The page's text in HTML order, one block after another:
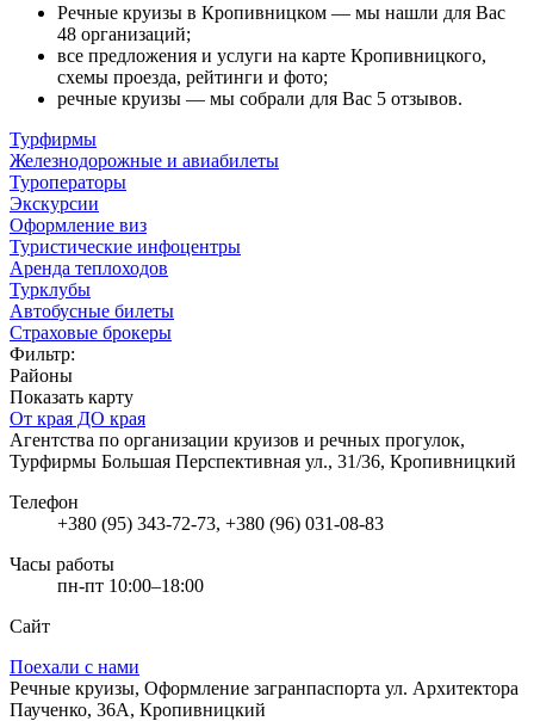
Речные круизы в Кропивницком — мы нашли для Вас
48 организаций;
все предложения и услуги на карте Кропивницкого,
схемы проезда, рейтинги и фото;
речные круизы — мы собрали для Вас 5 отзывов.
Турфирмы
Железнодорожные и авиабилеты
Туроператоры
Экскурсии
Оформление виз
Туристические инфоцентры
Аренда теплоходов
Турклубы
Автобусные билеты
Страховые брокеры
Фильтр:
Районы
Показать карту
От края ДО края
Агентства по организации круизов и речных прогулок,
Турфирмы Большая Перспективная ул., 31/36, Кропивницкий
Телефон
+380 (95) 343-72-73, +380 (96) 031-08-83
Часы работы
пн-пт 10:00–18:00
Сайт
Поехали с нами
Речные круизы, Оформление загранпаспорта ул. Архитектора
Паученко, 36А, Кропивницкий